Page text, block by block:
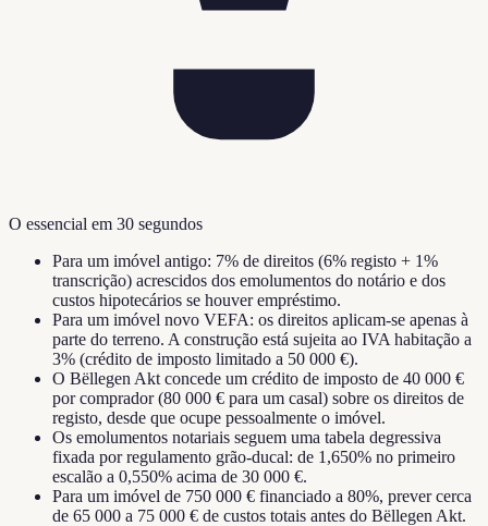
O essencial em 30 segundos
Para um imóvel antigo: 7% de direitos (6% registo + 1%
transcrição) acrescidos dos emolumentos do notário e dos
custos hipotecários se houver empréstimo.
Para um imóvel novo VEFA: os direitos aplicam-se apenas à
parte do terreno. A construção está sujeita ao IVA habitação a
3% (crédito de imposto limitado a 50 000 €).
O Bëllegen Akt concede um crédito de imposto de 40 000 €
por comprador (80 000 € para um casal) sobre os direitos de
registo, desde que ocupe pessoalmente o imóvel.
Os emolumentos notariais seguem uma tabela degressiva
fixada por regulamento grão-ducal: de 1,650% no primeiro
escalão a 0,550% acima de 30 000 €.
Para um imóvel de 750 000 € financiado a 80%, prever cerca
de 65 000 a 75 000 € de custos totais antes do Bëllegen Akt.